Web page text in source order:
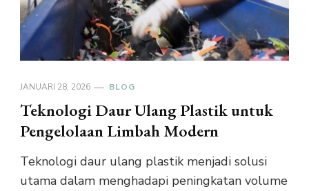
JANUARI 28, 2026 BLOG
Teknologi Daur Ulang Plastik untuk
Pengelolaan Limbah Modern
Teknologi daur ulang plastik menjadi solusi
utama dalam menghadapi peningkatan volume